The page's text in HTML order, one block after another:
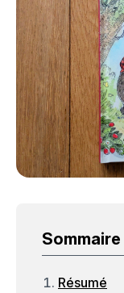
Sommaire
Résumé